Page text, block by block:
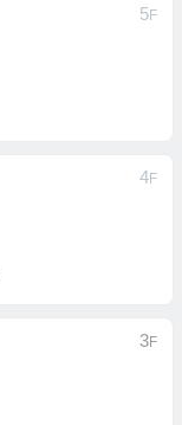
5F
4F
3F